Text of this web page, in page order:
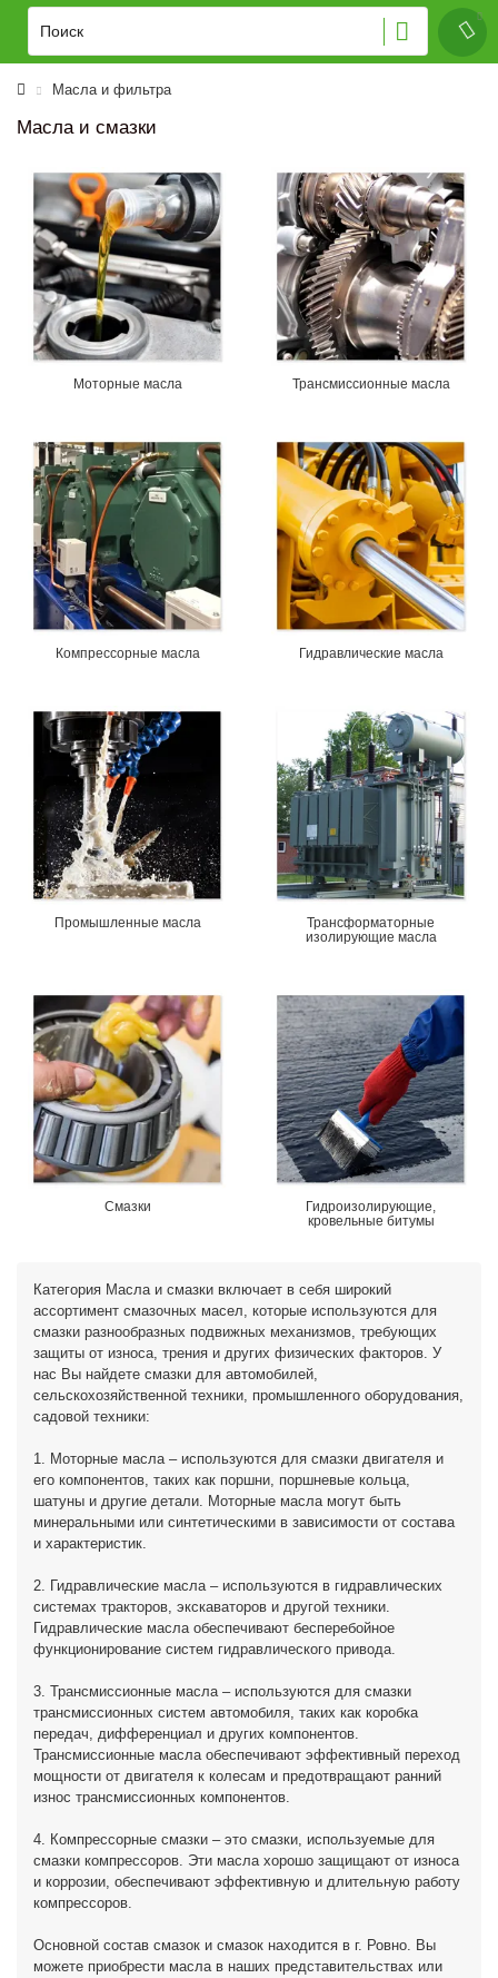
Масла и фильтра
Масла и смазки
Моторные масла Трансмиссионные масла
Компрессорные масла Гидравлические масла
Промышленные масла
Трансформаторные
изолирующие масла
Смазки
Гидроизолирующие,
кровельные битумы
Категория Масла и смазки включает в себя широкий
ассортимент смазочных масел, которые используются для
смазки разнообразных подвижных механизмов, требующих
защиты от износа, трения и других физических факторов. У
нас Вы найдете смазки для автомобилей,
сельскохозяйственной техники, промышленного оборудования,
садовой техники:
1. Моторные масла – используются для смазки двигателя и
его компонентов, таких как поршни, поршневые кольца,
шатуны и другие детали. Моторные масла могут быть
минеральными или синтетическими в зависимости от состава
и характеристик.
2. Гидравлические масла – используются в гидравлических
системах тракторов, экскаваторов и другой техники.
Гидравлические масла обеспечивают бесперебойное
функционирование систем гидравлического привода.
3. Трансмиссионные масла – используются для смазки
трансмиссионных систем автомобиля, таких как коробка
передач, дифференциал и других компонентов.
Трансмиссионные масла обеспечивают эффективный переход
мощности от двигателя к колесам и предотвращают ранний
износ трансмиссионных компонентов.
4. Компрессорные смазки – это смазки, используемые для
смазки компрессоров. Эти масла хорошо защищают от износа
и коррозии, обеспечивают эффективную и длительную работу
компрессоров.
Основной состав смазок и смазок находится в г. Ровно. Вы
можете приобрести масла в наших представительствах или